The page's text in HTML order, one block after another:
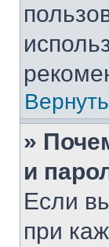
»
и
Если
при